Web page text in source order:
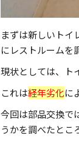
まずは新しいトイ
にレストルームを
現状としては、ト
これは経年劣化に
今回は部品交換で
うかを調べたとこ